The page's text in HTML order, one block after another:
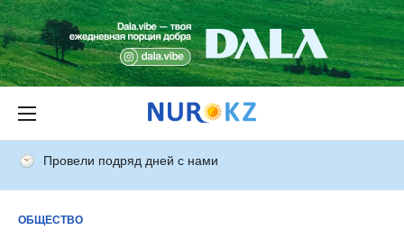
Провели подряд дней с нами
ОБЩЕСТВО